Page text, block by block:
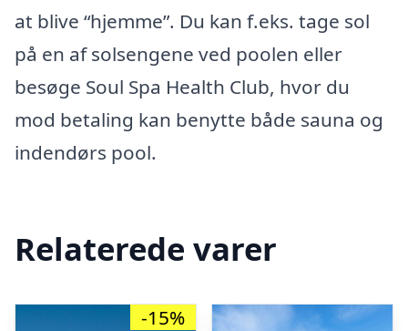
at blive “hjemme”. Du kan f.eks. tage sol
på en af solsengene ved poolen eller
besøge Soul Spa Health Club, hvor du
mod betaling kan benytte både sauna og
indendørs pool.
Relaterede varer
-15%